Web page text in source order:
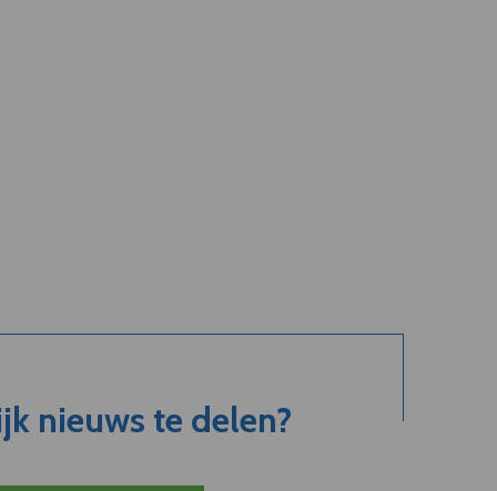
nieuws te delen?